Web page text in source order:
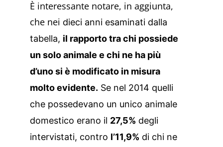
È interessante notare, in aggiunta,
che nei dieci anni esaminati dalla
tabella, il rapporto tra chi possiede
un solo animale e chi ne ha più
d’uno si è modificato in misura
molto evidente. Se nel 2014 quelli
che possedevano un unico animale
domestico erano il 27,5% degli
intervistati, contro l’11,9% di chi ne